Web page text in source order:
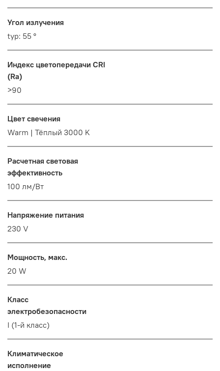
Угол излучения
typ: 55 °
Индекс цветопередачи CRI
(Ra)
>90
Цвет свечения
Warm | Тёплый 3000 K
Расчетная световая
эффективность
100 лм/Вт
Напряжение питания
230 V
Мощность, макс.
20 W
Класс
электробезопасности
I (1-й класс)
Климатическое
исполнение